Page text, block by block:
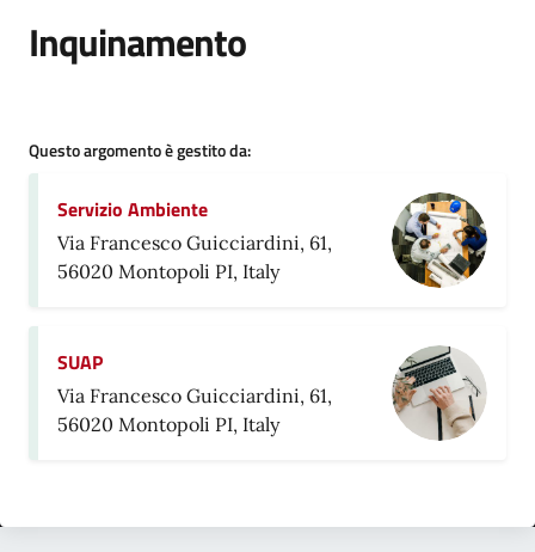
Inquinamento
Questo argomento è gestito da:
Servizio Ambiente
Via Francesco Guicciardini, 61,
56020 Montopoli PI, Italy
SUAP
Via Francesco Guicciardini, 61,
56020 Montopoli PI, Italy